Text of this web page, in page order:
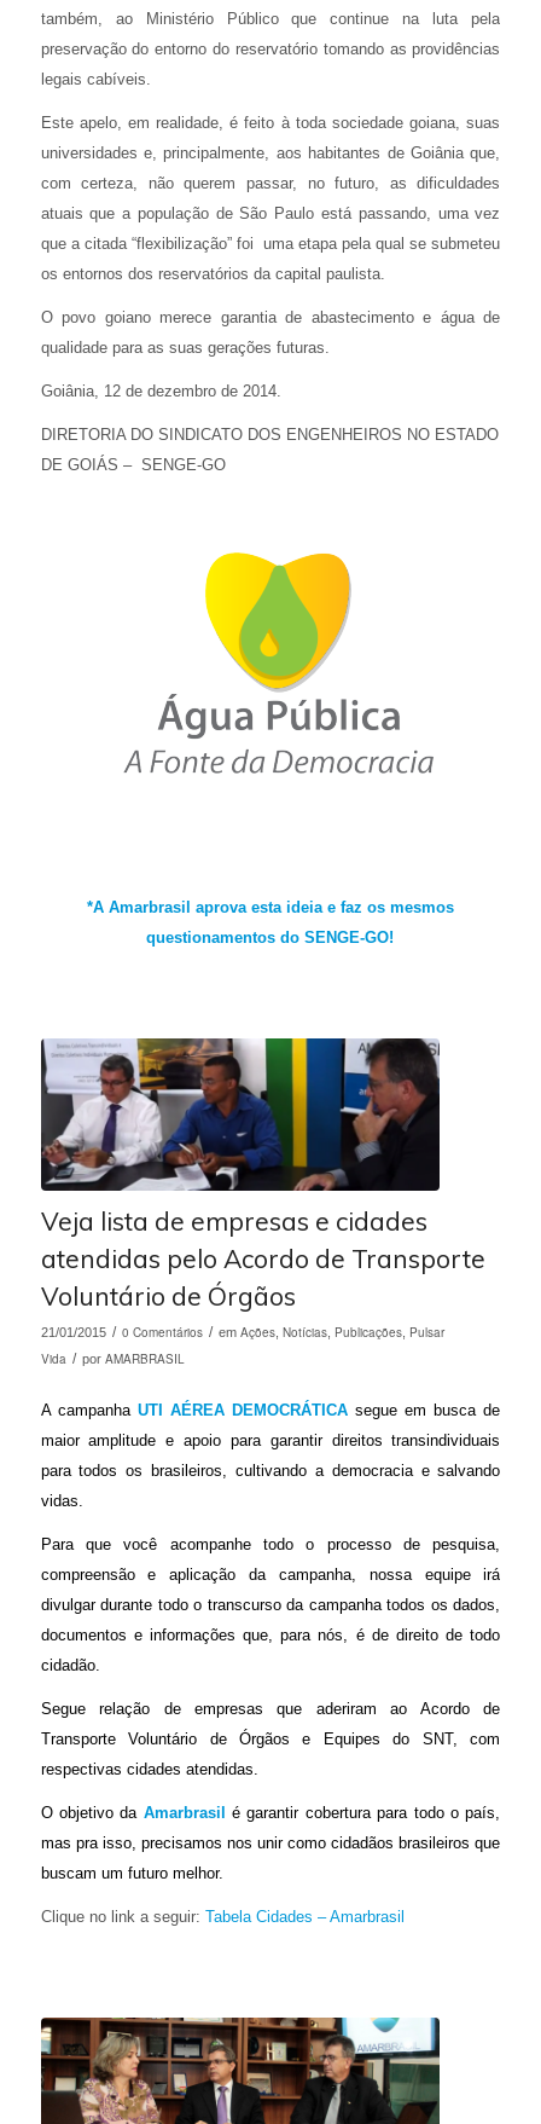
também, ao Ministério Público que continue na luta pela
preservação do entorno do reservatório tomando as providências
legais cabíveis.
Este apelo, em realidade, é feito à toda sociedade goiana, suas
universidades e, principalmente, aos habitantes de Goiânia que,
com certeza, não querem passar, no futuro, as dificuldades
atuais que a população de São Paulo está passando, uma vez
que a citada “flexibilização” foi uma etapa pela qual se submeteu
os entornos dos reservatórios da capital paulista.
O povo goiano merece garantia de abastecimento e água de
qualidade para as suas gerações futuras.
Goiânia, 12 de dezembro de 2014.
DIRETORIA DO SINDICATO DOS ENGENHEIROS NO ESTADO
DE GOIÁS – SENGE-GO
*A Amarbrasil aprova esta ideia e faz os mesmos
questionamentos do SENGE-GO!
Veja lista de empresas e cidades
atendidas pelo Acordo de Transporte
Voluntário de Órgãos
21/01/2015 / 0 Comentários / em Ações, Notícias, Publicações, Pulsar
Vida / por AMARBRASIL
A campanha UTI AÉREA DEMOCRÁTICA segue em busca de
maior amplitude e apoio para garantir direitos transindividuais
para todos os brasileiros, cultivando a democracia e salvando
vidas.
Para que você acompanhe todo o processo de pesquisa,
compreensão e aplicação da campanha, nossa equipe irá
divulgar durante todo o transcurso da campanha todos os dados,
documentos e informações que, para nós, é de direito de todo
cidadão.
Segue relação de empresas que aderiram ao Acordo de
Transporte Voluntário de Órgãos e Equipes do SNT, com
respectivas cidades atendidas.
O objetivo da Amarbrasil
é garantir cobertura para todo o país,
mas pra isso, precisamos nos unir como cidadãos brasileiros que
buscam um futuro melhor.
Clique no link a seguir: Tabela Cidades – Amarbrasil